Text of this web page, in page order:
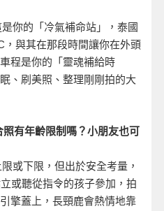
你的「冷氣補命站」，泰國
，與其在那段時間讓你在外頭
程是你的「靈魂補給時
、刷美照、整理剛剛拍的大
有年齡限制嗎？小朋友也可
或下限，但出於安全考量，
或聽從指令的孩子參加，拍
擎蓋上，長頸鹿會熱情地靠